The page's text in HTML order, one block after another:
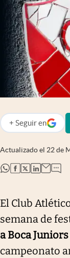
Eventos Corporativos
El Cronista Studio
Mediakit
abre en nueva pestaña
Argentina
Actualizado el 22 de
+ Seguir en
abre en nueva
abre en nueva
abre en nueva
abre en
abre en
El Club
semana de
a Boca Juniors
campeonato